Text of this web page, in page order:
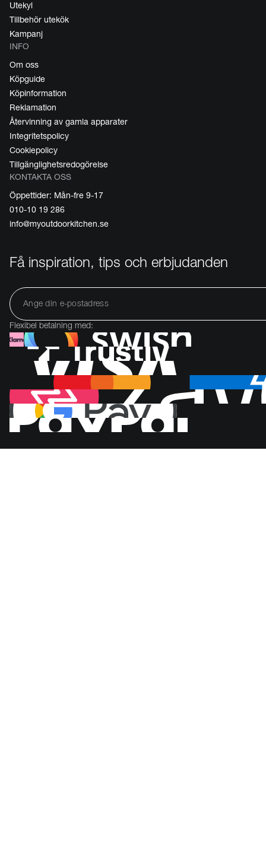
Utekyl
Tillbehör utekök
Kampanj
INFO
Om oss
Köpguide
Köpinformation
Reklamation
Återvinning av gamla apparater
Integritetspolicy
Cookiepolicy
Tillgänglighetsredogörelse
KONTAKTA OSS
Öppettider: Mån-fre 9-17
010-10 19 286
info@myoutdoorkitchen.se
Få inspiration, tips och erbjudanden
Flexibel betalning med: